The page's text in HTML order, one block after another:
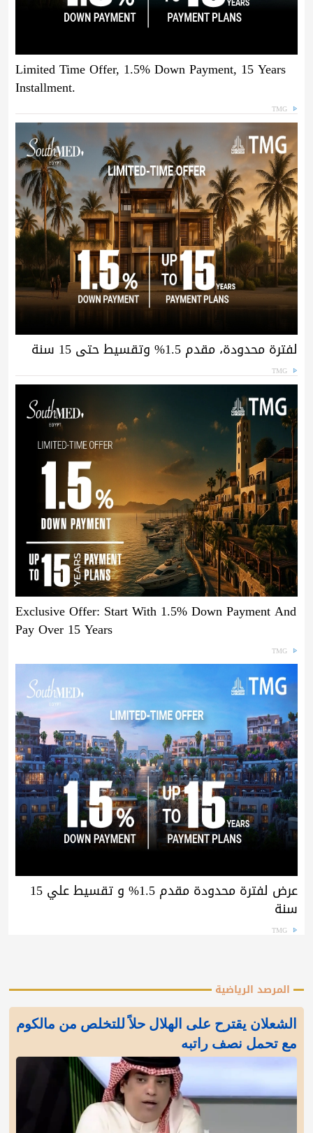
Limited Time Offer, 1.5% Down Payment, 15 Years
Installment.
TMG
لفترة محدودة، مقدم 1.5% وتقسيط حتى 15 سنة
TMG
Exclusive Offer: Start With 1.5% Down Payment And
Pay Over 15 Years
TMG
عرض لفترة محدودة مقدم 1.5% و تقسيط علي 15
سنة
TMG
المرصد الرياضية
الشعلان يقترح على الهلال حلاً للتخلص من مالكوم
مع تحمل نصف راتبه